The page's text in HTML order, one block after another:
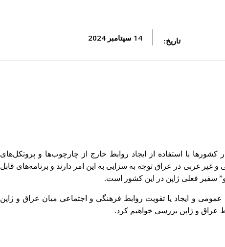
تاریخ: 14 سپتامبر 2024
با استفاده از ایجاد روابط خارج از چارچوب‌ها و پروتکل‌های
غربی در عراق توجه به سزایی به این امر دارند و برنامه‌های قابل
سفیر فعلی ژاپن در این کشور است.
و ایجاد یا تقویت روابط فرهنگی و اجتماعی میان عراق و ژاپن
عراق و ژاپن بررسی خواهیم کرد.